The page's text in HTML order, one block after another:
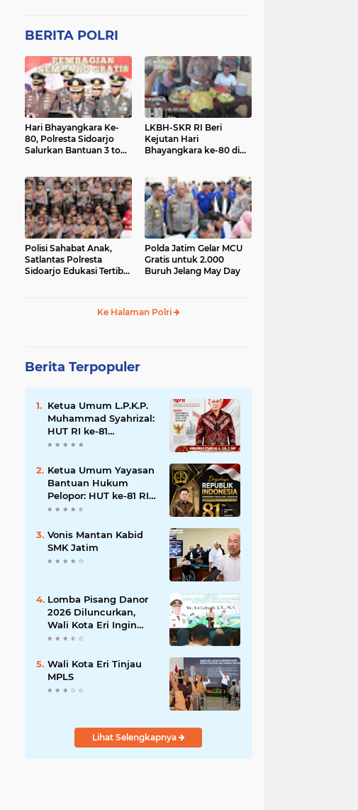
BERITA POLRI
Hari Bhayangkara Ke-
80, Polresta Sidoarjo
Salurkan Bantuan 3 ton
LKBH-SKR RI Beri
Kejutan Hari
Bhayangkara ke-80 di
Polri
Polisi Sahabat Anak,
Satlantas Polresta
Sidoarjo Edukasi Tertib
Polda Jatim Gelar MCU
Gratis untuk 2.000
Buruh Jelang May Day
Ke Halaman Polri
Berita Terpopuler
Ketua Umum L.P.K.P.
Muhammad Syahrizal:
HUT RI ke-81
Momentum
Persatuan dan
Keadilan bagi Seluruh
Rakyat Indonesia.
Ketua Umum Yayasan
Bantuan Hukum
Pelopor: HUT ke-81 RI
Momentum
Persatuan, dan
Pengabdian kepada
Masyarakat
Vonis Mantan Kabid
SMK Jatim
Lomba Pisang Danor
2026 Diluncurkan,
Wali Kota Eri Ingin
Sampah Organik
Wali Kota Eri Tinjau
MPLS
Lihat Selengkapnya